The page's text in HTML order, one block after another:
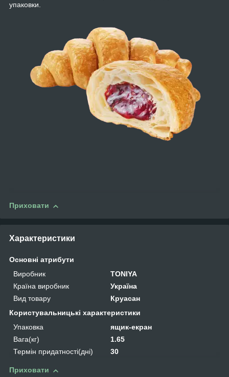
упаковки.
Приховати
Характеристики
Основні атрибути
Виробник
TONIYA
Країна виробник
Україна
Вид товару
Круасан
Користувальницькі характеристики
Упаковка
ящик-екран
Вага(кг)
1.65
Термін придатності(дні)
30
Приховати